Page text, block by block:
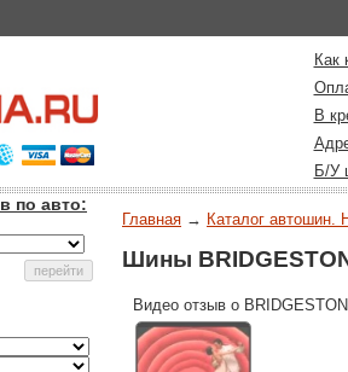
Как
В
Б/У
по авто:
Главная → Каталог автошин.
Шины
Видео отзыв о